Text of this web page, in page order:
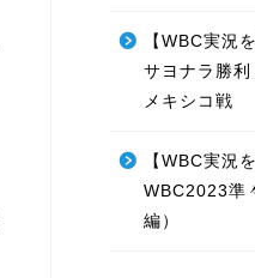
【WBC実況
サヨナラ勝
メキシコ戦
【WBC実況
WBC2023準
編）